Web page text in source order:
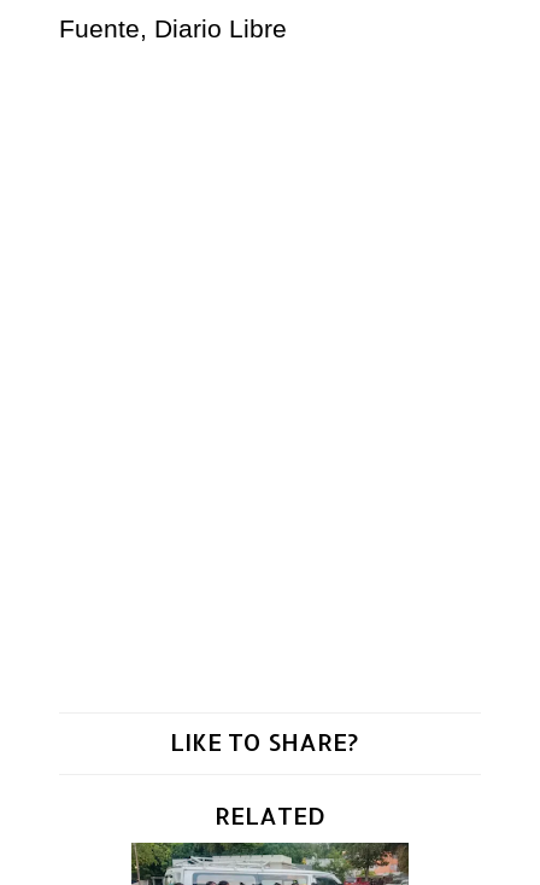
Fuente, Diario Libre
LIKE TO SHARE?
RELATED